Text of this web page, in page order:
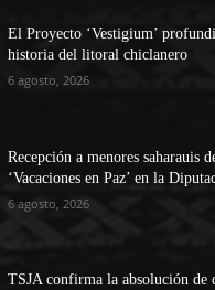
El Proyecto ‘Vestigium’
historia del litoral chiclanero
6 agosto, 2026
Recepción a menores saharauis
‘Vacaciones en Paz’ en la
6 agosto, 2026
TSJA confirma la absolución de